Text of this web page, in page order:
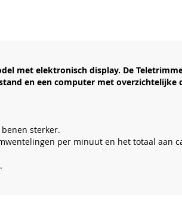
met elektronisch display. De
en een computer met overzichtelijke
sterker.
per minuut en het totaal aan